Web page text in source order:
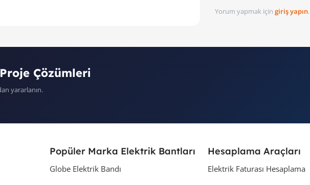
Yorum yapmak için giriş yapın.
Çözümleri
yararlanın.
Popüler Marka Elektrik Bantları
Globe Elektrik Bandı
Hesaplama Araçları
Elektrik Faturası Hesaplama